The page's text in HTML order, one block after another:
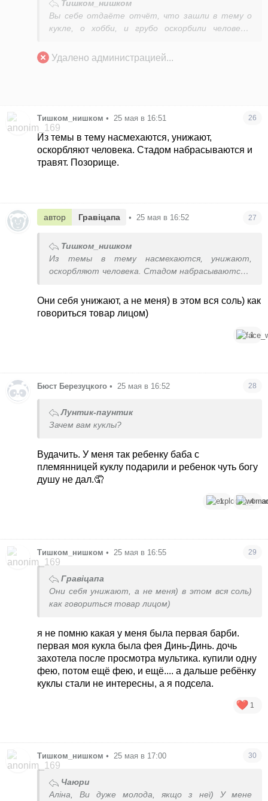
Тишком_нишком
Вы себе отдаёте отчёт, что зашли в тему о
кукле, о хобби, и грубо оскорбили человека,
Видимо, нет. Мимо молча пройти — что
Удалено администрацией...
Тишком_нишком • 25 мая в 16:51 26
Из темы в тему насмехаются, унижают,
оскорбляют человека. Стадом набрасываются и
травят. Позорище.
автор Гравіцапа • 25 мая в 16:52 27
Тишком_нишком
Из темы в тему насмехаются, унижают,
оскорбляют человека. Стадом набрасываются и
Они себя унижают, а не меня) в этом вся соль) как
говориться товар лицом)
1
Бюст Березуцкого • 25 мая в 16:52 28
Лунтик-паунтик
Зачем вам куклы?
Вудачить. У меня так ребенку баба с
племянницей куклу подарили и ребенок чуть богу
душу не дал.🤦
1 4
Тишком_нишком • 25 мая в 16:55 29
Гравіцапа
Они себя унижают, а не меня) в этом вся соль)
как говориться товар лицом)
я не помню какая у меня была первая барби.
первая моя кукла была фея Динь-Динь. дочь
захотела после просмотра мультика. купили одну
фею, потом ещё фею, и ещё.... а дальше ребёнку
куклы стали не интересны, а я подсела.
1
Тишком_нишком • 25 мая в 17:00 30
Чаюри
Аліна, Ви дуже молода, якщо з неї) У мене